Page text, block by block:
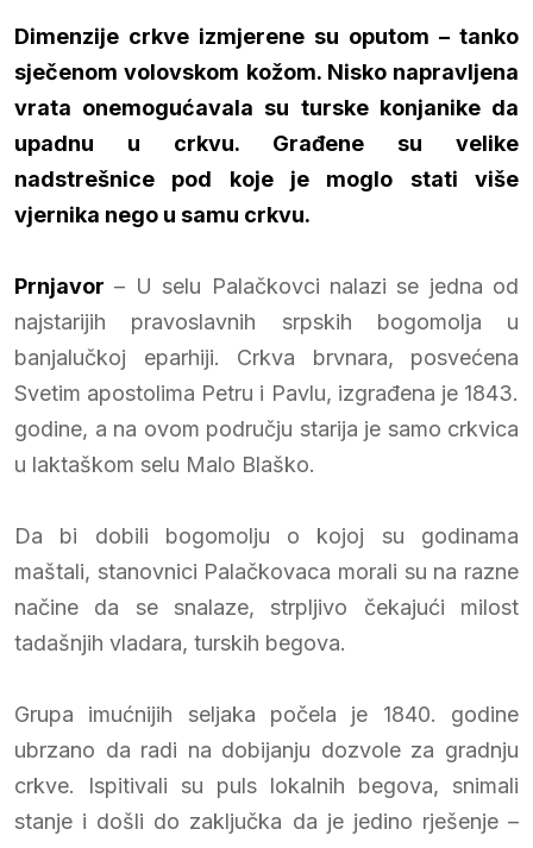
Dimenzije crkve izmjerene su oputom – tanko
sječenom volovskom kožom. Nisko napravljena
vrata onemogućavala su turske konjanike da
upadnu u crkvu. Građene su velike
nadstrešnice pod koje je moglo stati više
vjernika nego u samu crkvu.
Prnjavor – U selu Palačkovci nalazi se jedna od
najstarijih pravoslavnih srpskih bogomolja u
banjalučkoj eparhiji. Crkva brvnara, posvećena
Svetim apostolima Petru i Pavlu, izgrađena je 1843.
godine, a na ovom području starija je samo crkvica
u laktaškom selu Malo Blaško.
Da bi dobili bogomolju o kojoj su godinama
maštali, stanovnici Palačkovaca morali su na razne
načine da se snalaze, strpljivo čekajući milost
tadašnjih vladara, turskih begova.
Grupa imućnijih seljaka počela je 1840. godine
ubrzano da radi na dobijanju dozvole za gradnju
crkve. Ispitivali su puls lokalnih begova, snimali
stanje i došli do zaključka da je jedino rješenje –